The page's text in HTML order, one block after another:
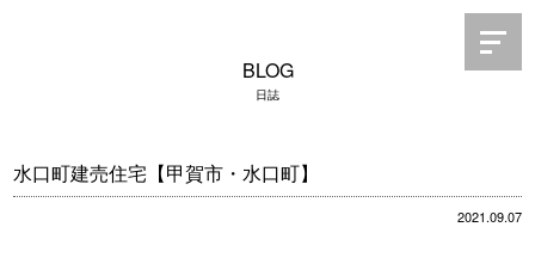
BLOG
日誌
水口町建売住宅【甲賀市・水口町】
2021.09.07